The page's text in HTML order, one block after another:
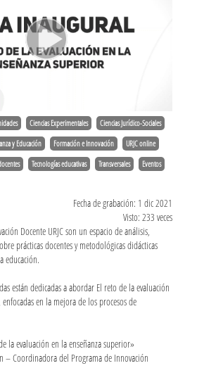
Ciencias Experimentales Ciencias Jurídico-Sociales
y Educación Formación e Innovación URJC online
Tecnologías educativas Transversales Eventos
Fecha de grabación: 1 dic 2021
Visto: 233 veces
Docente URJC son un espacio de análisis,
prácticas docentes y metodológicas didácticas
educación.
están dedicadas a abordar El reto de la evaluación
en la mejora de los procesos de
la evaluación en la enseñanza superior»
– Coordinadora del Programa de Innovación